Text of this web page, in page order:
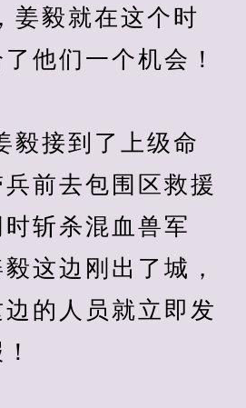
毅就在这个时
他们一个机会！
接到了上级命
前去包围区救援
斩杀混血兽军
这边刚出了城，
的人员就立即发